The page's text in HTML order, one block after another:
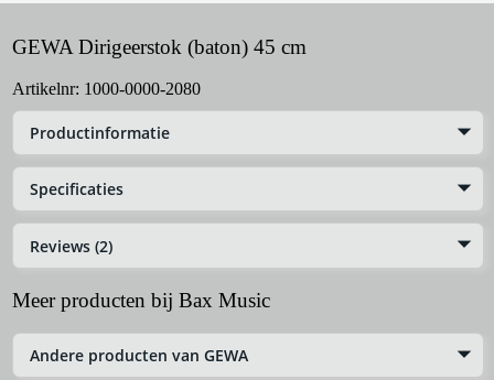
GEWA Dirigeerstok (baton) 45 cm
Artikelnr: 1000-0000-2080
Productinformatie
Specificaties
Reviews (2)
Meer producten bij Bax Music
Andere producten van GEWA